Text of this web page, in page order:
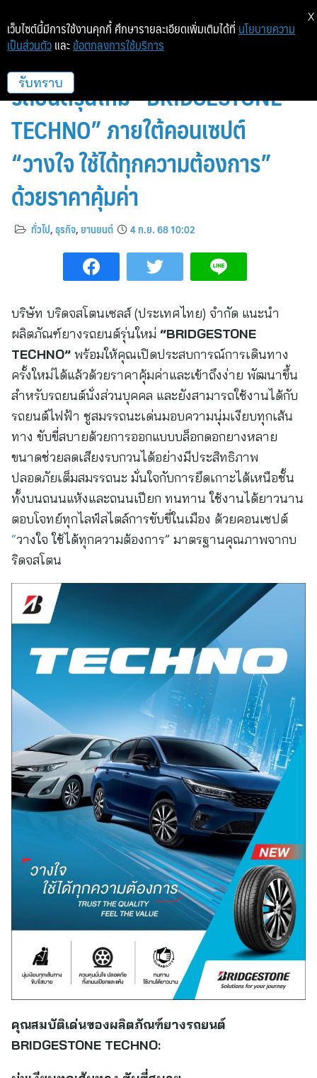
บริดจสโตนแนะนำผลิตภัณฑ์ยาง
รถยนต์รุ่นใหม่ “BRIDGESTONE
TECHNO” ภายใต้คอนเซปต์
“วางใจ ใช้ได้ทุกความต้องการ”
ด้วยราคาคุ้มค่า
ทั่วไป,ธุรกิจ,ยานยนต์ 4 ก.ย. 68 10:02
บริษัท บริดจสโตนเซลส์ (ประเทศไทย) จำกัด แนะนำ
ผลิตภัณฑ์ยางรถยนต์รุ่นใหม่ “BRIDGESTONE
TECHNO” พร้อมให้คุณเปิดประสบการณ์การเดินทาง
ครั้งใหม่ได้แล้วด้วยราคาคุ้มค่าและเข้าถึงง่าย พัฒนาขึ้น
สำหรับรถยนต์นั่งส่วนบุคคล และยังสามารถใช้งานได้กับ
รถยนต์ไฟฟ้า ชูสมรรถนะเด่นมอบความนุ่มเงียบทุกเส้น
ทาง ขับขี่สบายด้วยการออกแบบบล็อกดอกยางหลาย
ขนาดช่วยลดเสียงรบกวนได้อย่างมีประสิทธิภาพ
ปลอดภัยเต็มสมรรถนะ มั่นใจกับการยึดเกาะได้เหนือชั้น
ทั้งบนถนนแห้งและถนนเปียก ทนทาน ใช้งานได้ยาวนาน
ตอบโจทย์ทุกไลฟ์สไตล์การขับขี่ในเมือง ด้วยคอนเซปต์
“วางใจ ใช้ได้ทุกความต้องการ” มาตรฐานคุณภาพจากบ
ริดจสโตน
คุณสมบัติเด่นของผลิตภัณฑ์ยางรถยนต์
BRIDGESTONE TECHNO:
เว็บไซต์นี้มีการใช้งานคุกกี้ ศึกษารายละเอียดเพิ่มเติมได้ที่ นโยบายความ
เป็นส่วนตัว และ ข้อตกลงการใช้บริการ
รับทราบ
X